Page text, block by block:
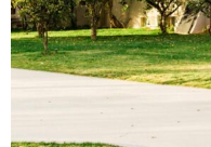
ΕΡΓΑ
ΕΠΙΚΟΙΝΩΝΙΑ